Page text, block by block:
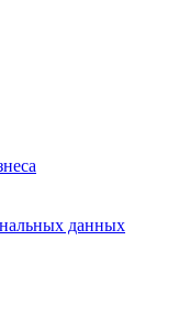
данных